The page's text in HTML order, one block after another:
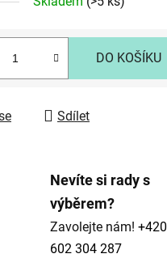
DO KOŠÍKU
Sdílet
Nevíte si rady s
výběrem?
Zavolejte nám! +420
602 304 287